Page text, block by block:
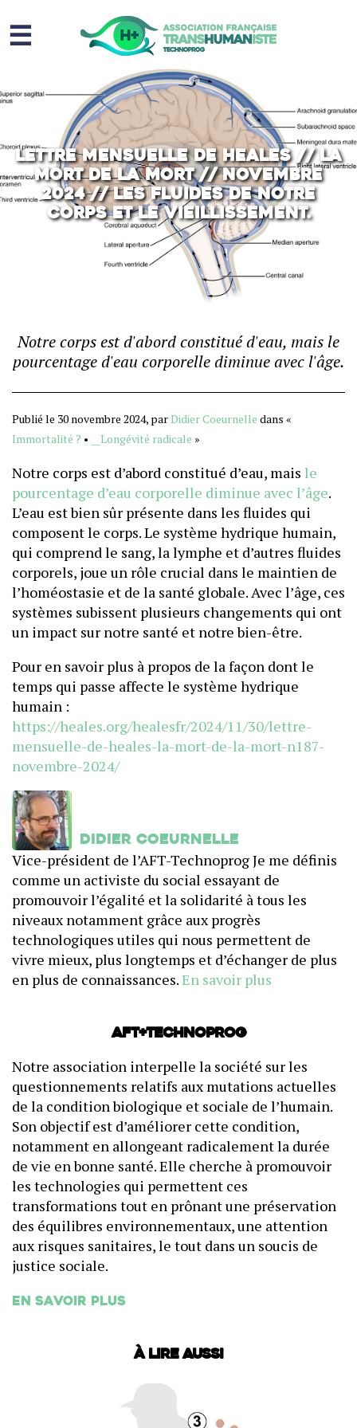
☰
Homme augmenté
Immortalité ?
Question sociale
Risques
L’association
Contact
Lettre mensuelle de Heales // La
mort de la mort // Novembre
2024 // Les fluides de notre
corps et le vieillissement.
Notre corps est d'abord constitué d'eau, mais le
pourcentage d'eau corporelle diminue avec l'âge.
Publié le 30 novembre 2024, parDidier Coeurnelle dans «
Immortalité ? • __Longévité radicale »
Notre corps est d’abord constitué d’eau, mais le
pourcentage d’eau corporelle diminue avec l’âge.
L’eau est bien sûr présente dans les fluides qui
composent le corps. Le système hydrique humain,
qui comprend le sang, la lymphe et d’autres fluides
corporels, joue un rôle crucial dans le maintien de
l’homéostasie et de la santé globale. Avec l’âge, ces
systèmes subissent plusieurs changements qui ont
un impact sur notre santé et notre bien-être.
Pour en savoir plus à propos de la façon dont le
temps qui passe affecte le système hydrique
humain :
https://heales.org/healesfr/2024/11/30/lettre-
mensuelle-de-heales-la-mort-de-la-mort-n187-
novembre-2024/
Didier Coeurnelle
Vice-président de l’AFT-Technoprog Je me définis
comme un activiste du social essayant de
promouvoir l’égalité et la solidarité à tous les
niveaux notamment grâce aux progrès
technologiques utiles qui nous permettent de
vivre mieux, plus longtemps et d’échanger de plus
en plus de connaissances.En savoir plus
AFT+Technoprog
Notre association interpelle la société sur les
questionnements relatifs aux mutations actuelles
de la condition biologique et sociale de l’humain.
Son objectif est d’améliorer cette condition,
notamment en allongeant radicalement la durée
de vie en bonne santé. Elle cherche à promouvoir
les technologies qui permettent ces
transformations tout en prônant une préservation
des équilibres environnementaux, une attention
aux risques sanitaires, le tout dans un soucis de
justice sociale.
En savoir plus
À lire aussi